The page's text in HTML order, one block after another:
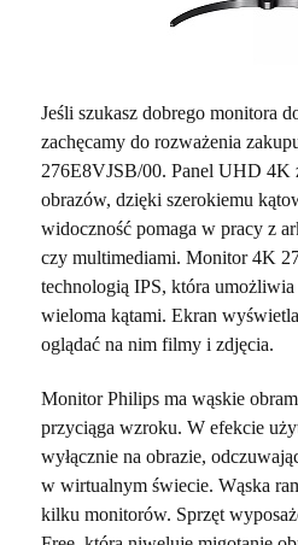
Jeśli szukasz dobrego monitora
zachęcamy do rozważenia
276E8VJSB/00. Panel UHD 4K
obrazów, dzięki szerokiemu
widoczność pomaga w pracy z
czy multimediami. Monitor 4K
technologią IPS, która
wieloma kątami. Ekran
oglądać na nim filmy i zdjęcia.
Monitor Philips ma wąskie
przyciąga wzroku. W efekcie
wyłącznie na obrazie,
w wirtualnym świecie. Wąska
kilku monitorów. Sprzęt